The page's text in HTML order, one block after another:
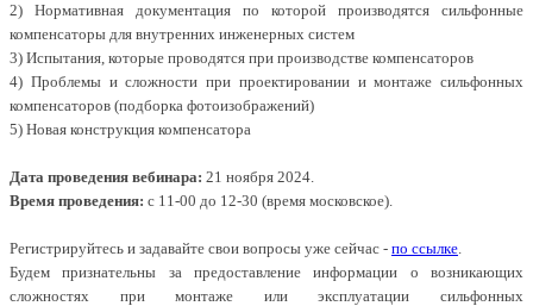
2) Нормативная документация по которой производятся сильфонные
компенсаторы для внутренних инженерных систем
3) Испытания, которые проводятся при производстве компенсаторов
4) Проблемы и сложности при проектировании и монтаже сильфонных
компенсаторов (подборка фотоизображений)
5) Новая конструкция компенсатора
Дата проведения вебинара: 21 ноября 2024.
Время проведения: с 11-00 до 12-30 (время московское).
Регистрируйтесь и задавайте свои вопросы уже сейчас - по ссылке.
Будем признательны за предоставление информации о возникающих
сложностях при монтаже или эксплуатации сильфонных